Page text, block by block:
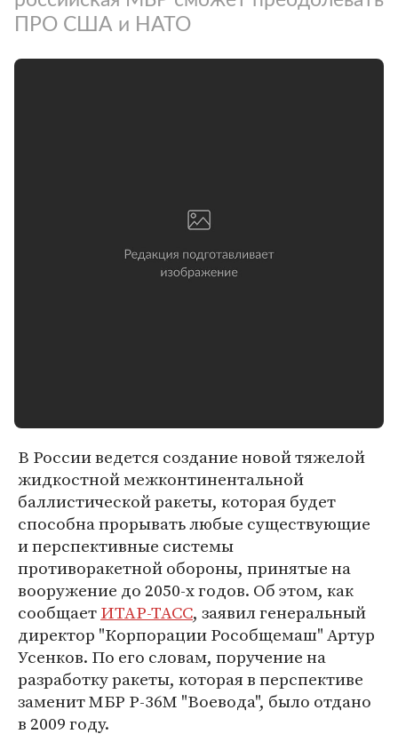
ПРО США и НАТО
В России ведется создание новой тяжелой
жидкостной межконтинентальной
баллистической ракеты, которая будет
способна прорывать любые существующие
и перспективные системы
противоракетной обороны, принятые на
вооружение до 2050-х годов. Об этом, как
сообщаетИТАР-ТАСС, заявил генеральный
директор "Корпорации Рособщемаш" Артур
Усенков. По его словам, поручение на
разработку ракеты, которая в перспективе
заменит МБР Р-36М "Воевода", было отдано
в 2009 году.